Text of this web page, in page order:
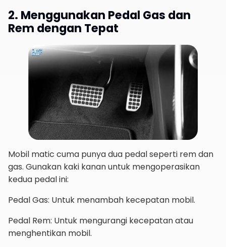
2. Menggunakan Pedal Gas dan
Rem dengan Tepat
Mobil matic cuma punya dua pedal seperti rem dan
gas. Gunakan kaki kanan untuk mengoperasikan
kedua pedal ini:
Pedal Gas: Untuk menambah kecepatan mobil.
Pedal Rem: Untuk mengurangi kecepatan atau
menghentikan mobil.